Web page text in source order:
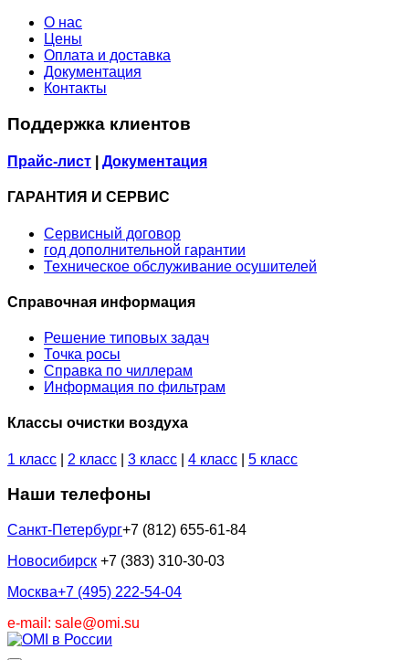
О нас
Цены
Оплата и доставка
Документация
Контакты
Поддержка клиентов
Прайс-лист Документация
ГАРАНТИЯ И СЕРВИС
Сервисный договор
год дополнительной гарантии
Техническое обслуживание осушителей
Справочная информация
Решение типовых задач
Точка росы
Справка по чиллерам
Информация по фильтрам
Классы очистки воздуха
1 класс 2 класс 3 класс 4 класс 5 класс
Наши телефоны
Санкт-Петербург+7 (812) 655-61-84
Новосибирск +7 (383) 310-30-03
Москва+7 (495) 222-54-04
e-mail: sale@omi.su